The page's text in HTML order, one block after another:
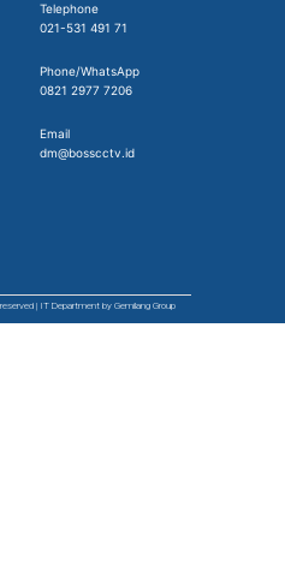
Telephone
021-531 491 71
Phone/WhatsApp
0821 2977 7206
Email
dm@bosscctv.id
| IT Department by Gemilang Group